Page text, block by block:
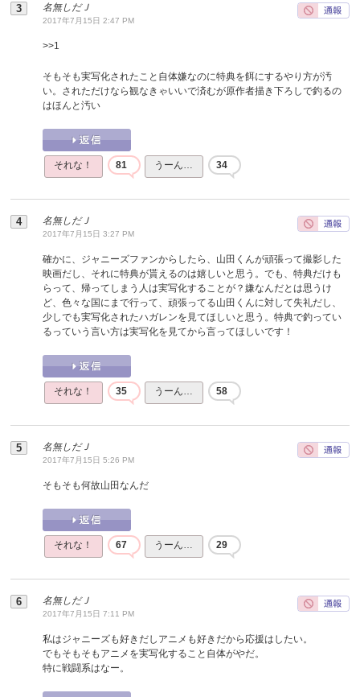
名無しだＪ
2017年7月15日 2:47 PM
>>1
そもそも実写化されたこと自体嫌なのに特典を餌にするやり方が汚
い。されただけなら観なきゃいいで済むが原作者描き下ろしで釣るの
はほんと汚い
それな！ 81 うーん… 34
名無しだＪ
2017年7月15日 3:27 PM
確かに、ジャニーズファンからしたら、山田くんが頑張って撮影した
映画だし、それに特典が貰えるのは嬉しいと思う。でも、特典だけも
らって、帰ってしまう人は実写化することが？嫌なんだとは思うけ
ど、色々な国にまで行って、頑張ってる山田くんに対して失礼だし、
少しでも実写化されたハガレンを見てほしいと思う。特典で釣ってい
るっていう言い方は実写化を見てから言ってほしいです！
それな！ 35 うーん… 58
名無しだＪ
2017年7月15日 5:26 PM
そもそも何故山田なんだ
それな！ 67 うーん… 29
名無しだＪ
2017年7月15日 7:11 PM
私はジャニーズも好きだしアニメも好きだから応援はしたい。
でもそもそもアニメを実写化すること自体がやだ。
特に戦闘系はなー。